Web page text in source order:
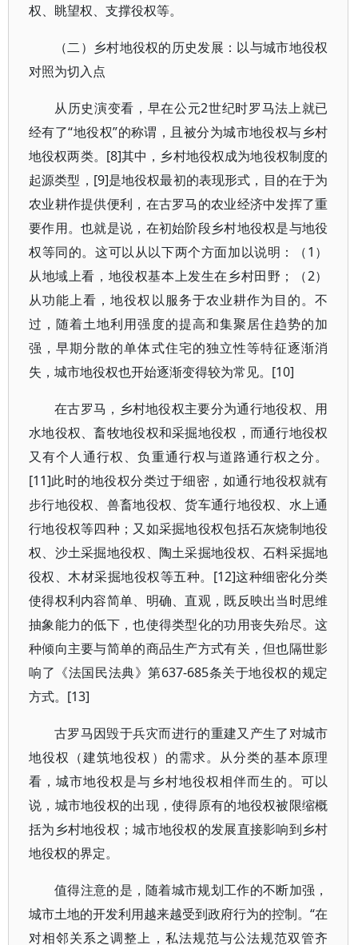
权、眺望权、支撑役权等。
（二）乡村地役权的历史发展：以与城市地役权
对照为切入点
从历史演变看，早在公元2世纪时罗马法上就已
经有了“地役权”的称谓，且被分为城市地役权与乡村
地役权两类。[8]其中，乡村地役权成为地役权制度的
起源类型，[9]是地役权最初的表现形式，目的在于为
农业耕作提供便利，在古罗马的农业经济中发挥了重
要作用。也就是说，在初始阶段乡村地役权是与地役
权等同的。这可以从以下两个方面加以说明：（1）
从地域上看，地役权基本上发生在乡村田野；（2）
从功能上看，地役权以服务于农业耕作为目的。不
过，随着土地利用强度的提高和集聚居住趋势的加
强，早期分散的单体式住宅的独立性等特征逐渐消
失，城市地役权也开始逐渐变得较为常见。[10]
在古罗马，乡村地役权主要分为通行地役权、用
水地役权、畜牧地役权和采掘地役权，而通行地役权
又有个人通行权、负重通行权与道路通行权之分。
[11]此时的地役权分类过于细密，如通行地役权就有
步行地役权、兽畜地役权、货车通行地役权、水上通
行地役权等四种；又如采掘地役权包括石灰烧制地役
权、沙土采掘地役权、陶土采掘地役权、石料采掘地
役权、木材采掘地役权等五种。[12]这种细密化分类
使得权利内容简单、明确、直观，既反映出当时思维
抽象能力的低下，也使得类型化的功用丧失殆尽。这
种倾向主要与简单的商品生产方式有关，但也隔世影
响了《法国民法典》第637-685条关于地役权的规定
方式。[13]
古罗马因毁于兵灾而进行的重建又产生了对城市
地役权（建筑地役权）的需求。从分类的基本原理
看，城市地役权是与乡村地役权相伴而生的。可以
说，城市地役权的出现，使得原有的地役权被限缩概
括为乡村地役权；城市地役权的发展直接影响到乡村
地役权的界定。
值得注意的是，随着城市规划工作的不断加强，
城市土地的开发利用越来越受到政府行为的控制。“在
对相邻关系之调整上，私法规范与公法规范双管齐